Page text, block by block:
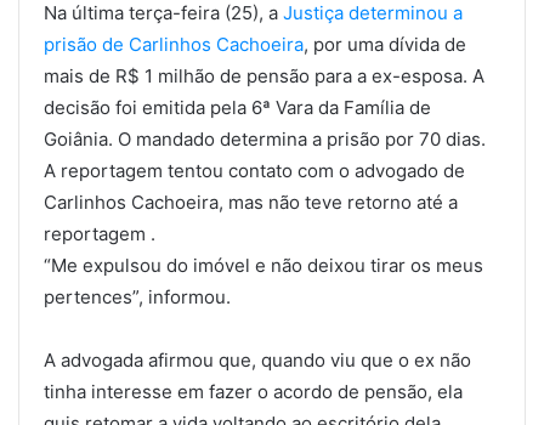
Na última terça-feira (25), a Justiça determinou a
prisão de Carlinhos Cachoeira, por uma dívida de
mais de R$ 1 milhão de pensão para a ex-esposa. A
decisão foi emitida pela 6ª Vara da Família de
Goiânia. O mandado determina a prisão por 70 dias.
A reportagem tentou contato com o advogado de
Carlinhos Cachoeira, mas não teve retorno até a
reportagem .
“Me expulsou do imóvel e não deixou tirar os meus
pertences”, informou.
A advogada afirmou que, quando viu que o ex não
tinha interesse em fazer o acordo de pensão, ela